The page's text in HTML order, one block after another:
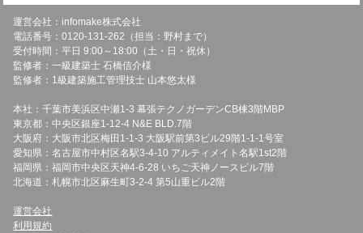
運営会社：infomake株式会社
電話番号：0120-131-262（担当：野村まで）
受付時間：平日 9:00～18:00（土・日・祝休）
監修者：一級建築士 石橋信介様
監修者：1級建築施工管理技士 山本悠太様
本社：千葉市美浜区中瀬1-3 幕張テクノガーデンCB棟3階MBP
東京都：中央区銀座1-12-4 N&E BLD.7階
大阪府：大阪市北区梅田1-1-3 大阪駅前第3ビル29階1-1-1号室
愛知県：名古屋市中村区名駅3-4-10 アルティメイト名駅1st2階
福岡県：福岡市中央区天神4-6-28 いちご天神ノースビル7階
北海道：札幌市北区麻生町3-2-4 第5山重ビル2階
運営会社
利用規約